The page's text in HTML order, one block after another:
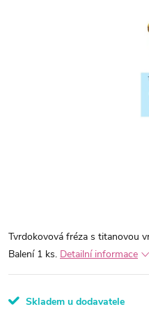
Tvrdokovová fréza s titanovou
Balení 1 ks. Detailní informace
Skladem u dodavatele